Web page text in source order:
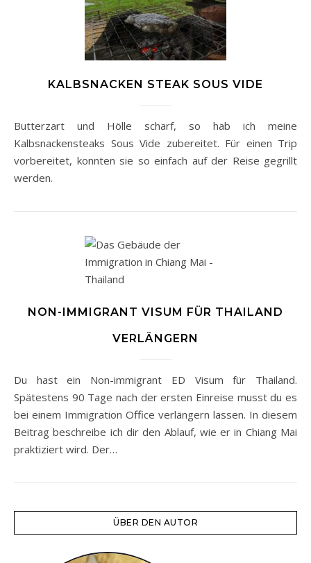
KALBSNACKEN STEAK SOUS VIDE
Butterzart und Hölle scharf, so hab ich meine
Kalbsnackensteaks Sous Vide zubereitet. Für einen Trip
vorbereitet, konnten sie so einfach auf der Reise gegrillt
werden.
NON-IMMIGRANT VISUM FÜR THAILAND
VERLÄNGERN
Du hast ein Non-immigrant ED Visum für Thailand.
Spätestens 90 Tage nach der ersten Einreise musst du es
bei einem Immigration Office verlängern lassen. In diesem
Beitrag beschreibe ich dir den Ablauf, wie er in Chiang Mai
praktiziert wird. Der…
ÜBER DEN AUTOR